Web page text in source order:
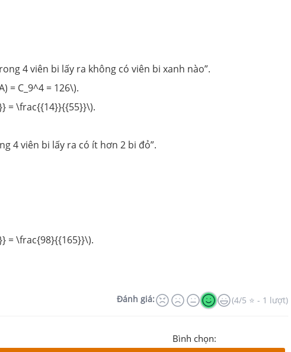
4 viên bi lấy ra không có viên bi xanh nào”.
= C_9^4 = 126\).
= \frac{{14}}{{55}}\).
4 viên bi lấy ra có ít hơn 2 bi đỏ”.
= \frac{98}{{165}}\).
Đánh giá: (4/5 ⭐ - 1 lượt)
Bình chọn: